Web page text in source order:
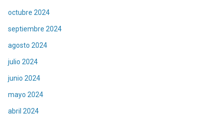
octubre 2024
septiembre 2024
agosto 2024
julio 2024
junio 2024
mayo 2024
abril 2024